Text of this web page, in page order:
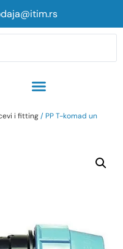
i fitting/ PP T-komad un